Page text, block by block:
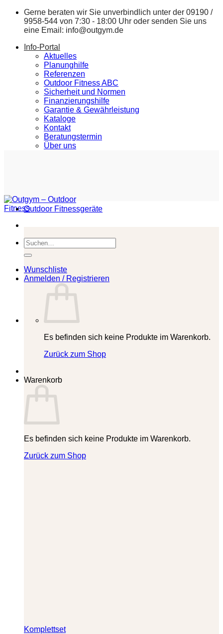
Zum
springen
Gerne beraten wir Sie unverbindlich unter der 09190 /
9958-544 von 7:30 - 18:00 Uhr oder senden Sie uns
eine Email: info@outgym.de
Info-Portal
Aktuelles
Planunghilfe
Referenzen
Outdoor Fitness ABC
Sicherheit und Normen
Finanzierungshilfe
Garantie & Gewährleistung
Kataloge
Kontakt
Beratungstermin
Über uns
Suchen
nach:
Wunschliste
Anmelden / Registrieren
Es befinden sich keine Produkte im Warenkorb.
Zurück zum Shop
Warenkorb
Es befinden sich keine Produkte im Warenkorb.
Zurück zum Shop
Outdoor Fitnessgeräte
Komplettset